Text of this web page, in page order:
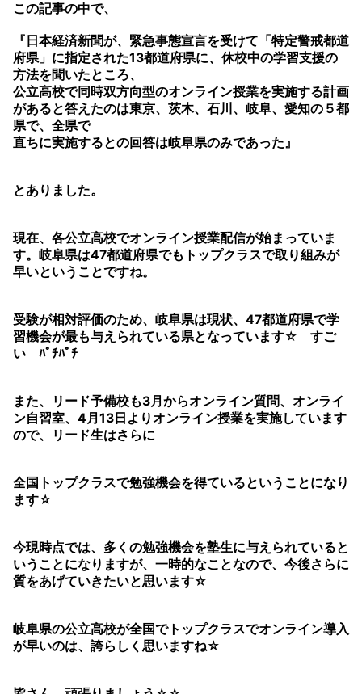
この記事の中で、
『日本経済新聞が、緊急事態宣言を受けて「特定警戒都道
府県」に指定された13都道府県に、休校中の学習支援の
方法を聞いたところ、
公立高校で同時双方向型のオンライン授業を実施する計画
があると答えたのは東京、茨木、石川、岐阜、愛知の５都
県で、全県で
直ちに実施するとの回答は岐阜県のみであった』
とありました。
現在、各公立高校でオンライン授業配信が始まっていま
す。岐阜県は47都道府県でもトップクラスで取り組みが
早いということですね。
受験が相対評価のため、岐阜県は現状、47都道府県で学
習機会が最も与えられている県となっています☆ すご
い ﾊﾟﾁﾊﾟﾁ
また、リード予備校も3月からオンライン質問、オンライ
ン自習室、4月13日よりオンライン授業を実施しています
ので、リード生はさらに
全国トップクラスで勉強機会を得ているということになり
ます☆
今現時点では、多くの勉強機会を塾生に与えられていると
いうことになりますが、一時的なことなので、今後さらに
質をあげていきたいと思います☆
岐阜県の公立高校が全国でトップクラスでオンライン導入
が早いのは、誇らしく思いますね☆